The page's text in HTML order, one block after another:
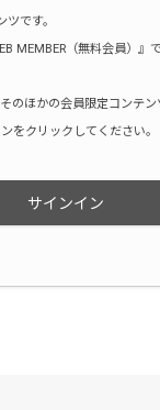
です。
MEMBER（無料会員）』
のほかの会員限定コンテン
をクリックしてください。
サインイン